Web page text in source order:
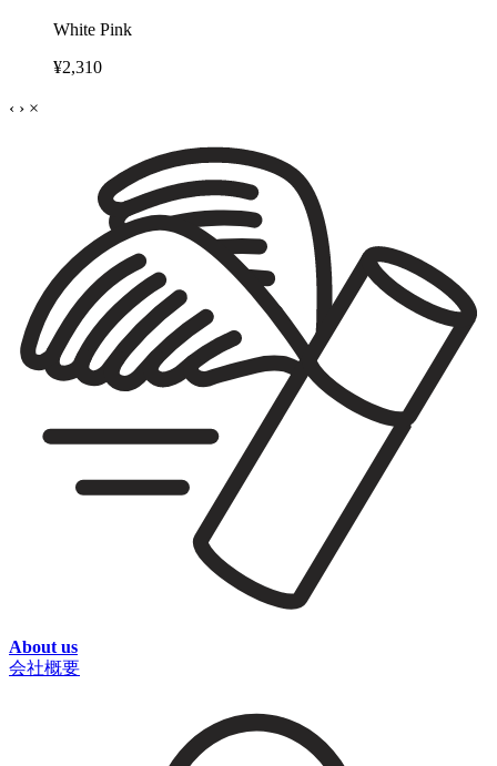
White Pink
¥2,310
‹ › ×
About us
会社概要